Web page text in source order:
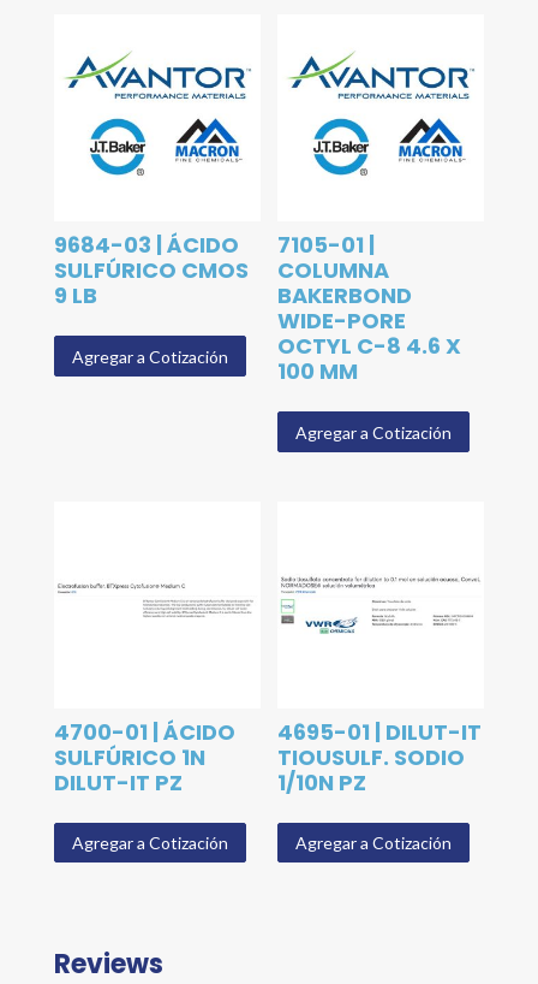
9684-03 | ÁCIDO
SULFÚRICO CMOS
9 LB
Agregar a Cotización
7105-01 |
COLUMNA
BAKERBOND
WIDE-PORE
OCTYL C-8 4.6 X
100 MM
Agregar a Cotización
4700-01 | ÁCIDO
SULFÚRICO 1N
DILUT-IT PZ
Agregar a Cotización
4695-01 | DILUT-IT
TIOUSULF. SODIO
1/10N PZ
Agregar a Cotización
Reviews